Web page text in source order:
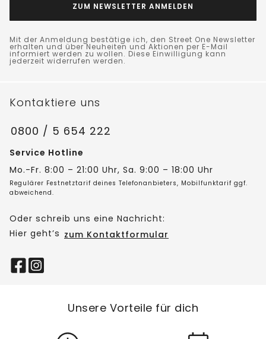
ZUM NEWSLETTER ANMELDEN
Mit der Anmeldung bestätige ich, den Street One Newsletter
erhalten und über Neuheiten und Aktionen per E-Mail
informiert werden zu wollen. Diese Einwilligung kann
jederzeit widerrufen werden.
Kontaktiere uns
0800 / 5 654 222
Service Hotline
Mo.-Fr. 8:00 – 21:00 Uhr, Sa. 9:00 – 18:00 Uhr
Regulärer Festnetztarif deines Telefonanbieters, Mobilfunktarif ggf.
abweichend.
Oder schreib uns eine Nachricht:
Hier geht’s zum Kontaktformular
Unsere Vorteile für dich